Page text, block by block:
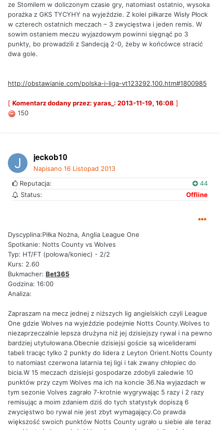
ze Stomilem w doliczonym czasie gry, natomiast ostatnio, wysoka
porażka z GKS TYCYHY na wyjeździe. Z kolei piłkarze Wisły Płock
w czterech ostatnich meczach – 3 zwycięstwa i jeden remis. W
sowim ostaniem meczu wyjazdowym powinni sięgnąć po 3
punkty, bo prowadzili z Sandecją 2-0, żeby w końcówce stracić
dwa gole.
http://obstawianie.com/polska-i-liga-vt123292,100.htm#1800985
[ Komentarz dodany przez: yaras_: 2013-11-19, 16:08 ]
150
jeckob10
Napisano 16 Listopad 2013
Reputacja:
44
Status:
Offline
Dyscyplina:Piłka Nożna, Anglia League One
Spotkanie: Notts County vs Wolves
Typ: HT/FT (połowa/koniec) - 2/2
Kurs: 2.60
Bukmacher: Bet365
Godzina: 16:00
Analiza:
Zapraszam na mecz jednej z niższych lig angielskich czyli League
One gdzie Wolves na wyjeździe podejmie Notts County.Wolves to
niezaprzeczalnie lepsza drużyna niż jej dzisiejszy rywal i na pewno
bardziej utytułowana.Obecnie dzisiejsi goście są wiceliderami
tabeli tracąc tylko 2 punkty do lidera z Leyton Orient.Notts County
to natomiast czerwona latarnia tej ligi i tak zwany chłopiec do
bicia.W 15 meczach dzisiejsi gospodarze zdobyli zaledwie 10
punktów przy czym Wolves ma ich na koncie 36.Na wyjazdach w
tym sezonie Volves zagrało 7-krotnie wygrywając 5 razy i 2 razy
remisując a moim zdaniem dziś do tych statystyk dopiszą 6
zwycięstwo bo rywal nie jest zbyt wymagający.Co prawda
większość swoich punktów Notts County ugrało u siebie ale teraz